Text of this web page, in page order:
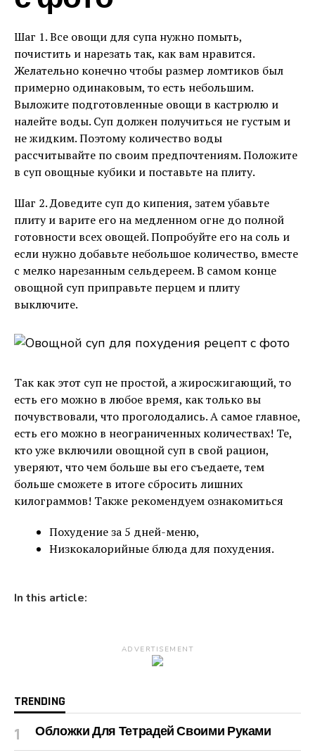
Шаг 1. Все овощи для супа нужно помыть,
почистить и нарезать так, как вам нравится.
Желательно конечно чтобы размер ломтиков был
примерно одинаковым, то есть небольшим.
Выложите подготовленные овощи в кастрюлю и
налейте воды. Суп должен получиться не густым и
не жидким. Поэтому количество воды
рассчитывайте по своим предпочтениям. Положите
в суп овощные кубики и поставьте на плиту.
Шаг 2. Доведите суп до кипения, затем убавьте
плиту и варите его на медленном огне до полной
готовности всех овощей. Попробуйте его на соль и
если нужно добавьте небольшое количество, вместе
с мелко нарезанным сельдереем. В самом конце
овощной суп приправьте перцем и плиту
выключите.
Так как этот суп не простой, а жиросжигающий, то
есть его можно в любое время, как только вы
почувствовали, что проголодались. А самое главное,
есть его можно в неограниченных количествах! Те,
кто уже включили овощной суп в свой рацион,
уверяют, что чем больше вы его съедаете, тем
больше сможете в итоге сбросить лишних
килограммов! Также рекомендуем ознакомиться
Похудение за 5 дней-меню,
Низкокалорийные блюда для похудения.
In this article:
ADVERTISEMENT
TRENDING
Обложки Для Тетрадей Своими Руками